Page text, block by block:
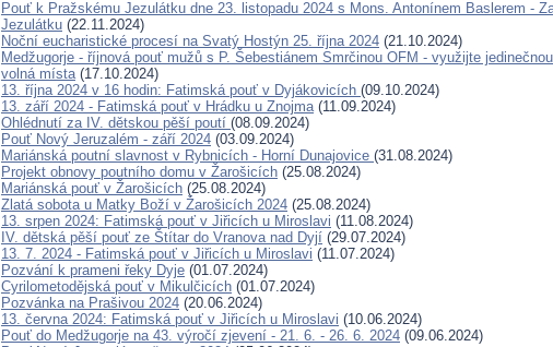
Pouť k Pražskému Jezulátku dne 23. listopadu 2024 s Mons. Antonínem Baslerem -
Jezulátku (22.11.2024)
Noční eucharistické procesí na Svatý Hostýn 25. října 2024 (21.10.2024)
Medžugorje - říjnová pouť mužů s P. Šebestiánem Smrčinou OFM - využijte
volná místa(17.10.2024)
13. října 2024 v 16 hodin: Fatimská pouť v Dyjákovicích (09.10.2024)
13. září 2024 - Fatimská pouť v Hrádku u Znojma(11.09.2024)
Ohlédnutí za IV. dětskou pěší poutí (08.09.2024)
Pouť Nový Jeruzalém - září 2024 (03.09.2024)
Mariánská poutní slavnost v Rybnicích - Horní Dunajovice (31.08.2024)
Projekt obnovy poutního domu v Žarošicích (25.08.2024)
Mariánská pouť v Žarošicích (25.08.2024)
Zlatá sobota u Matky Boží v Žarošicích 2024 (25.08.2024)
13. srpen 2024: Fatimská pouť v Jiřicích u Miroslavi (11.08.2024)
IV. dětská pěší pouť ze Štítar do Vranova nad Dyjí (29.07.2024)
13. 7. 2024 - Fatimská pouť v Jiřicích u Miroslavi (11.07.2024)
Pozvání k prameni řeky Dyje (01.07.2024)
Cyrilometodějská pouť v Mikulčicích (01.07.2024)
Pozvánka na Prašivou 2024 (20.06.2024)
13. června 2024: Fatimská pouť v Jiřicích u Miroslavi (10.06.2024)
Pouť do Medžugorje na 43. výročí zjevení - 21. 6. - 26. 6. 2024 (09.06.2024)